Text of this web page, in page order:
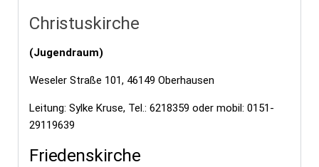
Christuskirche
(Jugendraum)
Weseler Straße 101, 46149 Oberhausen
Leitung: Sylke Kruse, Tel.: 6218359 oder mobil: 0151-
29119639
Friedenskirche